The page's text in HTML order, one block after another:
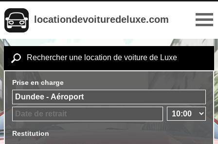
locationdevoituredeluxe.com
Rechercher une location de voiture de Luxe
Prise en charge
Restitution